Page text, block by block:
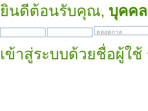
ยินดีต้อนรับคุณ, บุคค
เข้าสู่ระบบด้วยชื่อผู้ใ